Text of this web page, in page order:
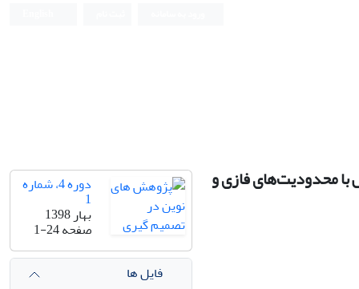
محدودیت‌های فازی و دوره 4، شماره
1
بهار 1398
صفحه1-24
فایل ها